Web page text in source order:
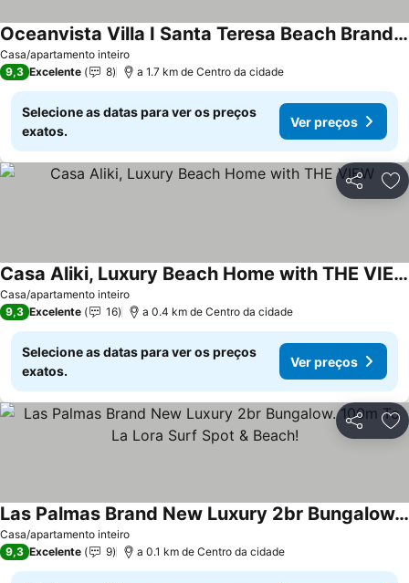
Casa/apartamento inteiro
Oceanvista Villa I Santa Teresa Beach Brand New Oceanview Villa Gated Community
9,3 Excelente 8 a 1.7 km de Centro da cidade
Selecione as datas para ver os preços
exatos.
Ver preços
Partilhar
Casa/apartamento inteiro
Casa Aliki, Luxury Beach Home with THE VIEW
9,3 Excelente 16 a 0.4 km de Centro da cidade
Selecione as datas para ver os preços
exatos.
Ver preços
Partilhar
Casa/apartamento inteiro
Las Palmas Brand New Luxury 2br Bungalow. 100m To La Lora Surf Spot & Beach!
9,3 Excelente 9 a 0.1 km de Centro da cidade